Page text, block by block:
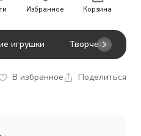
Избранное Корзина
игрушки Творчество
В избранное Поделиться